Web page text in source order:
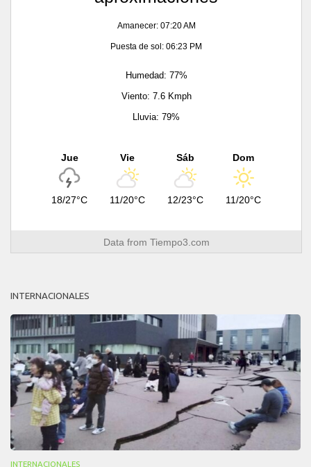
Amanecer: 07:20 AM
Puesta de sol: 06:23 PM
Humedad: 77%
Viento: 7.6 Kmph
Lluvia: 79%
Jue
18/27°C
Vie
11/20°C
Sáb
12/23°C
Dom
11/20°C
Data from Tiempo3.com
INTERNACIONALES
INTERNACIONALES